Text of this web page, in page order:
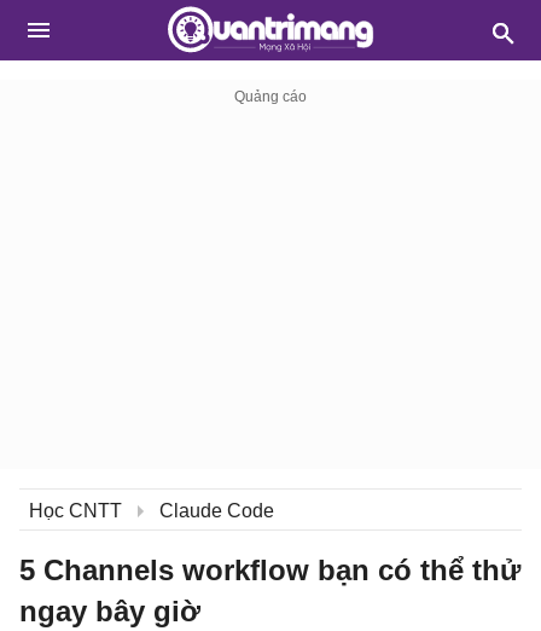
Học CNTT Claude Code
5 Channels workflow bạn có thể thử
ngay bây giờ